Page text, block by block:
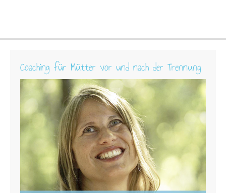
Coaching für Mütter vor und nach der Trennung